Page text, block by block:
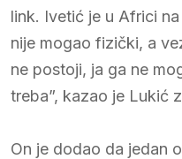
link. Ivetić je u Africi
nije mogao fizički, a
ne postoji, ja ga ne
treba”, kazao je Lukić
On je dodao da jedan